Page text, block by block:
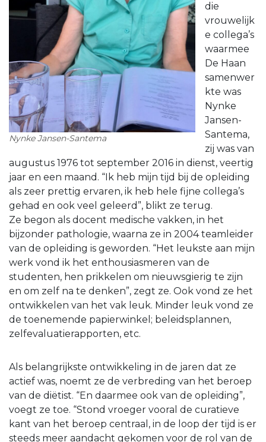
Nynke Jansen-Santema
die
vrouwelijk
e collega’s
waarmee
De Haan
samenwer
kte was
Nynke
Jansen-
Santema,
zij was van
augustus 1976 tot september 2016 in dienst, veertig
jaar en een maand. “Ik heb mijn tijd bij de opleiding
als zeer prettig ervaren, ik heb hele fijne collega’s
gehad en ook veel geleerd”, blikt ze terug.
Ze begon als docent medische vakken, in het
bijzonder pathologie, waarna ze in 2004 teamleider
van de opleiding is geworden. “Het leukste aan mijn
werk vond ik het enthousiasmeren van de
studenten, hen prikkelen om nieuwsgierig te zijn
en om zelf na te denken”, zegt ze. Ook vond ze het
ontwikkelen van het vak leuk. Minder leuk vond ze
de toenemende papierwinkel; beleidsplannen,
zelfevaluatierapporten, etc.
Als belangrijkste ontwikkeling in de jaren dat ze
actief was, noemt ze de verbreding van het beroep
van de diëtist. “En daarmee ook van de opleiding”,
voegt ze toe. “Stond vroeger vooral de curatieve
kant van het beroep centraal, in de loop der tijd is er
steeds meer aandacht gekomen voor de rol van de